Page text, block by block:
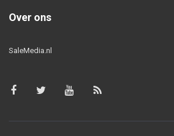
Over ons
SaleMedia.nl